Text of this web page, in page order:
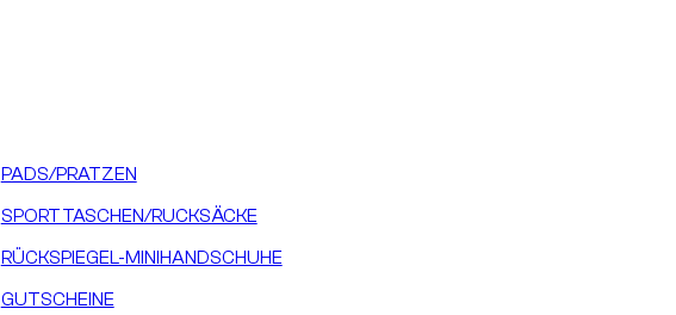
PADS/PRATZEN
SPORTTASCHEN/RUCKSÄCKE
RÜCKSPIEGEL-MINIHANDSCHUHE
GUTSCHEINE